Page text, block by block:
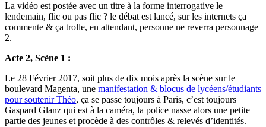
La vidéo est postée avec un titre à la forme interrogative le
lendemain, flic ou pas flic ? le débat est lancé, sur les internets ça
commente & ça trolle, en attendant, personne ne reverra personnage
2.
Acte 2, Scène 1 :
Le 28 Février 2017, soit plus de dix mois après la scène sur le
boulevard Magenta, une manifestation & blocus de lycéens/étudiants
pour soutenir Théo, ça se passe toujours à Paris, c’est toujours
Gaspard Glanz qui est à la caméra, la police nasse alors une petite
partie des jeunes et procède à des contrôles & relevés d’identités.